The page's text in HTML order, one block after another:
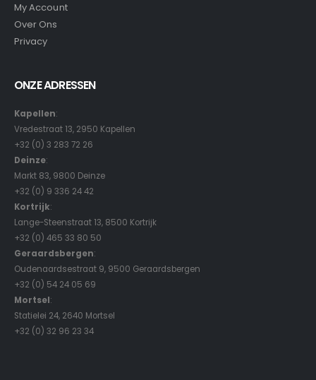
My Account
Over Ons
Privacy
ONZE ADRESSEN
Kapellen:
Vredestraat 13, 2950 Kapellen
+32 (0) 3 283 72 26
Deinze:
Markt 83, 9800 Deinze
+32 (0) 9 336 24 42
Kortrijk:
Lange-Steenstraat 13, 8500 Kortrijk
+32 (0) 465 33 80 50
Geraardsbergen:
Oudenaardsestraat 9, 9500 Geraardsbergen
+32 (0) 54 24 05 69
Mortsel:
Statielei 24, 2640 Mortsel
+32 (0) 32 96 23 34